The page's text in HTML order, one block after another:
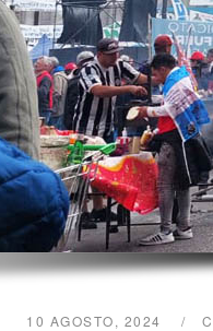
10 AGOSTO, 2024